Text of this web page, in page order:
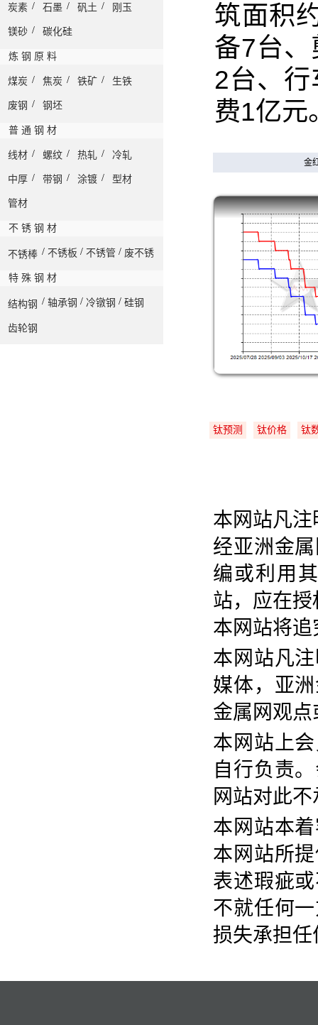
炭素 / 石墨 / 矾土 / 刚玉
镁砂 / 碳化硅
炼 钢 原 料
煤炭 / 焦炭 / 铁矿 / 生铁
废钢 / 钢坯
普 通 钢 材
线材 / 螺纹 / 热轧 / 冷轧
中厚 / 带钢 / 涂镀 / 型材
管材
不 锈 钢 材
不锈棒 / 不锈板 / 不锈管 / 废不锈
特 殊 钢 材
结构钢 / 轴承钢 / 冷镦钢 / 硅钢
齿轮钢
筑面积
备7台
2台、
费1亿元
金
钛预测 钛价格 钛
本网站凡
经亚洲金
编或利用
站，应在
本网站将
本网站凡
媒体，亚
金属网观
本网站上
自行负责
网站对此
本网站本
本网站所
表述瑕疵
不就任何
损失承担任